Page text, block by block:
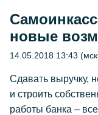
новые
14.05.2018 13:43
Сдавать выручку,
и строить
работы банка –